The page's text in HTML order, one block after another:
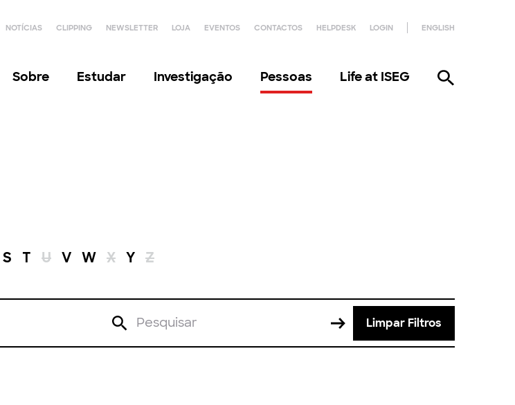
NOTÍCIAS CLIPPING NEWSLETTER LOJA EVENTOS CONTACTOS HELPDESK LOGIN ENGLISH
Sobre Estudar Investigação Pessoas Life at ISEG
S T U V W X Y Z
Limpar Filtros